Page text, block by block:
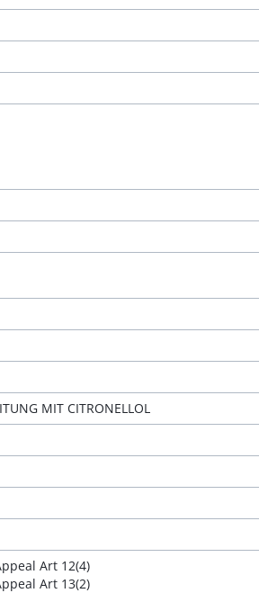
MIT CITRONELLOL
Art 12(4)
Art 13(2)